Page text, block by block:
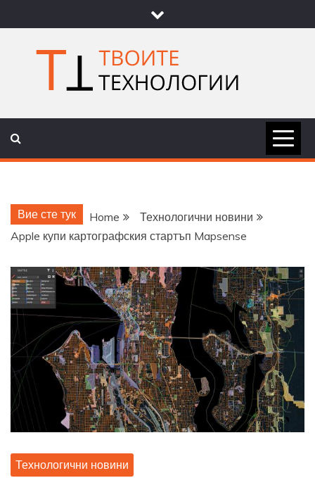
to
content
ТВОИТЕ
Вие сте тук Home
Технологични новини
Apple купи картографския стартъп Mapsense
Технологични новини